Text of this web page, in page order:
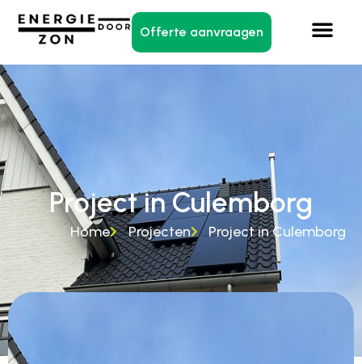
Offerte aanvraagen
Project in Culemborg
Home Projecten Project in Culemborg